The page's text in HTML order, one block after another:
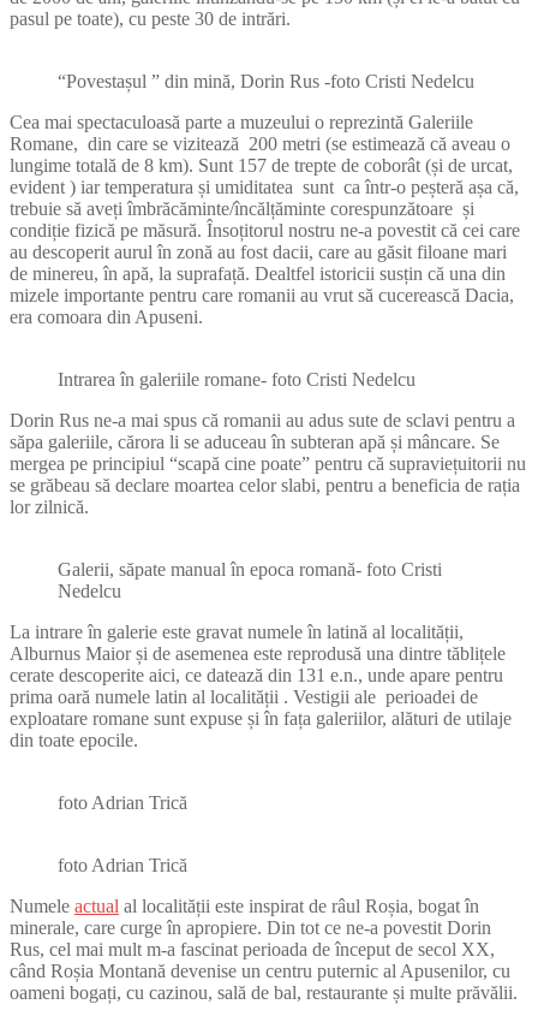
pasul pe toate), cu peste 30 de intrări.
“Povestașul ” din mină, Dorin Rus -foto Cristi Nedelcu
Cea mai spectaculoasă parte a muzeului o reprezintă Galeriile
Romane, din care se vizitează 200 metri (se estimează că aveau o
lungime totală de 8 km). Sunt 157 de trepte de coborât (și de urcat,
evident ) iar temperatura și umiditatea sunt ca într-o peșteră așa că,
trebuie să aveți îmbrăcăminte/încălțăminte corespunzătoare și
condiție fizică pe măsură. Însoțitorul nostru ne-a povestit că cei care
au descoperit aurul în zonă au fost dacii, care au găsit filoane mari
de minereu, în apă, la suprafață. Dealtfel istoricii susțin că una din
mizele importante pentru care romanii au vrut să cucerească Dacia,
era comoara din Apuseni.
Intrarea în galeriile romane- foto Cristi Nedelcu
Dorin Rus ne-a mai spus că romanii au adus sute de sclavi pentru a
săpa galeriile, cărora li se aduceau în subteran apă și mâncare. Se
mergea pe principiul “scapă cine poate” pentru că supraviețuitorii nu
se grăbeau să declare moartea celor slabi, pentru a beneficia de rația
lor zilnică.
Galerii, săpate manual în epoca romană- foto Cristi
Nedelcu
La intrare în galerie este gravat numele în latină al localității,
Alburnus Maior și de asemenea este reprodusă una dintre tăblițele
cerate descoperite aici, ce datează din 131 e.n., unde apare pentru
prima oară numele latin al localității . Vestigii ale perioadei de
exploatare romane sunt expuse și în fața galeriilor, alături de utilaje
din toate epocile.
foto Adrian Trică
foto Adrian Trică
Numele actual al localității este inspirat de râul Roșia, bogat în
minerale, care curge în apropiere. Din tot ce ne-a povestit Dorin
Rus, cel mai mult m-a fascinat perioada de început de secol XX,
când Roșia Montană devenise un centru puternic al Apusenilor, cu
oameni bogați, cu cazinou, sală de bal, restaurante și multe prăvălii.